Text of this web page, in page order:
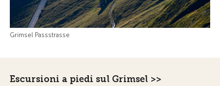
Grimsel Passstrasse
Escursioni a piedi sul Grimsel >>